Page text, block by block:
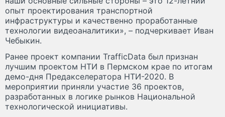
опыт проектирования транспортной
инфраструктуры и качественно проработанные
технологии видеоаналитики», – подчеркивает Иван
Чебыкин.
Ранее проект компании TrafficData был признан
лучшим проектом НТИ в Пермском крае по итогам
демо-дня Предакселератора НТИ-2020. В
мероприятии приняли участие 36 проектов,
разработанных в логике рынков Национальной
технологической инициативы.